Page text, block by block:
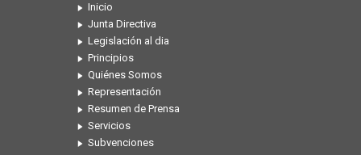
Inicio
Junta Directiva
Legislación al dia
Principios
Quiénes Somos
Representación
Resumen de Prensa
Servicios
Subvenciones